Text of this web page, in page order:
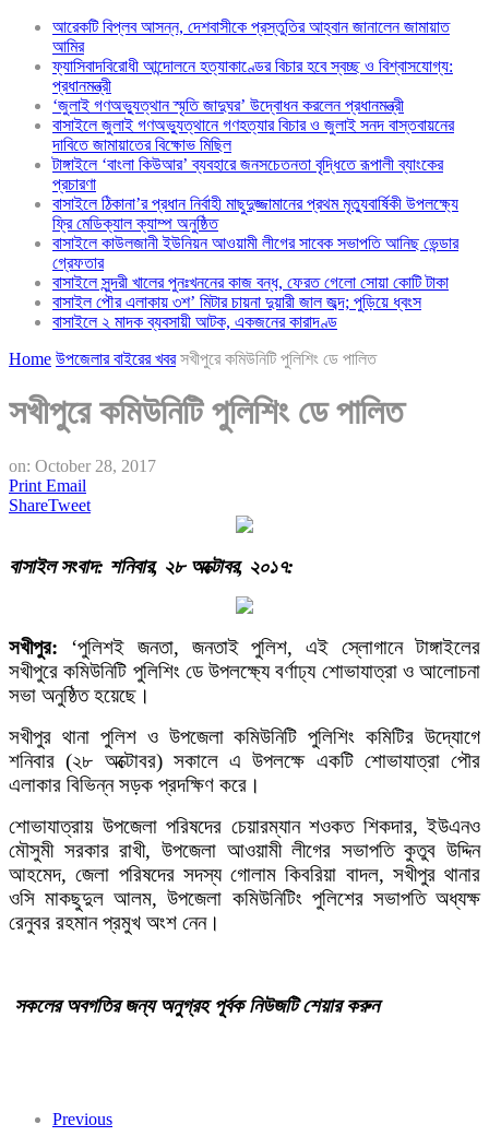
আরেকটি বিপ্লব আসন্ন, দেশবাসীকে প্রস্তুতির আহ্বান জানালেন জামায়াত
আমির
ফ্যাসিবাদবিরোধী আন্দোলনে হত্যাকাণ্ডের বিচার হবে স্বচ্ছ ও বিশ্বাসযোগ্য:
প্রধানমন্ত্রী
‘জুলাই গণঅভ্যুত্থান স্মৃতি জাদুঘর’ উদ্বোধন করলেন প্রধানমন্ত্রী
বাসাইলে জুলাই গণঅভ্যুত্থানে গণহত্যার বিচার ও জুলাই সনদ বাস্তবায়নের
দাবিতে জামায়াতের বিক্ষোভ মিছিল
টাঙ্গাইলে ‘বাংলা কিউআর’ ব্যবহারে জনসচেতনতা বৃদ্ধিতে রূপালী ব্যাংকের
প্রচারণা
বাসাইলে ঠিকানা’র প্রধান নির্বাহী মাছুদুজ্জামানের প্রথম মৃত্যুবার্ষিকী উপলক্ষ্যে
ফ্রি মেডিক্যাল ক্যাম্প অনুষ্ঠিত
বাসাইলে কাউলজানী ইউনিয়ন আওয়ামী লীগের সাবেক সভাপতি আনিছ ভেন্ডার
গ্রেফতার
বাসাইলে সুন্দরী খালের পুনঃখননের কাজ বন্ধ, ফেরত গেলো সোয়া কোটি টাকা
বাসাইল পৌর এলাকায় ৩শ’ মিটার চায়না দুয়ারী জাল জব্দ; পুড়িয়ে ধ্বংস
বাসাইলে ২ মাদক ব্যবসায়ী আটক, একজনের কারাদণ্ড
Home উপজেলার বাইরের খবর সখীপুরে কমিউনিটি পুলিশিং ডে পালিত
সখীপুরে কমিউনিটি পুলিশিং ডে পালিত
on: October 28, 2017
Print Email
ShareTweet
বাসাইল সংবাদ: শনিবার, ২৮ অক্টোবর, ২০১৭:
সখীপুর: ‘পুলিশই জনতা, জনতাই পুলিশ, এই স্লোগানে টাঙ্গাইলের
সখীপুরে কমিউনিটি পুলিশিং ডে উপলক্ষ্যে বর্ণাঢ্য শোভাযাত্রা ও আলোচনা
সভা অনুষ্ঠিত হয়েছে।
সখীপুর থানা পুলিশ ও উপজেলা কমিউনিটি পুলিশিং কমিটির উদ্যোগে
শনিবার (২৮ অক্টোবর) সকালে এ উপলক্ষে একটি শোভাযাত্রা পৌর
এলাকার বিভিন্ন সড়ক প্রদক্ষিণ করে।
শোভাযাত্রায় উপজেলা পরিষদের চেয়ারম্যান শওকত শিকদার, ইউএনও
মৌসুমী সরকার রাখী, উপজেলা আওয়ামী লীগের সভাপতি কুতুব উদ্দিন
আহমেদ, জেলা পরিষদের সদস্য গোলাম কিবরিয়া বাদল, সখীপুর থানার
ওসি মাকছুদুল আলম, উপজেলা কমিউনিটিং পুলিশের সভাপতি অধ্যক্ষ
রেনুবর রহমান প্রমুখ অংশ নেন।
সকলের অবগতির জন্য অনুগ্রহ পূর্বক নিউজটি শেয়ার করুন
Previous